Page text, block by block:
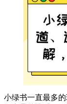
小绿书一直最多